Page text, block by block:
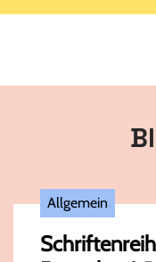
Allgemein